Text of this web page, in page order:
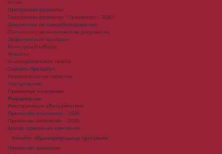
Устав
Программа развития
Программа развития "Приоритет - 2030"
Документы по самообследованию
Финансово-экономические документы
Эффективный контракт
Конкурсы/Выборы
Новости
Университетская газета
Скачать брендбук
Реализованные проекты
Поступление
Приемные кампании
Информация
Иностранным абитуриентам
Приемная кампания – 2026
Приемная кампания – 2025
Архив приемных кампаний
Каталог образовательных программ
Приемная комиссия